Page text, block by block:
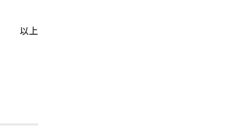
以上